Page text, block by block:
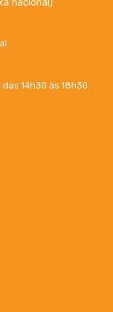
nacional)
14h30 às 18h30.